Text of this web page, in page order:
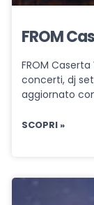
FROM
FROM
concerti, dj
aggiornato
SCOPRI »